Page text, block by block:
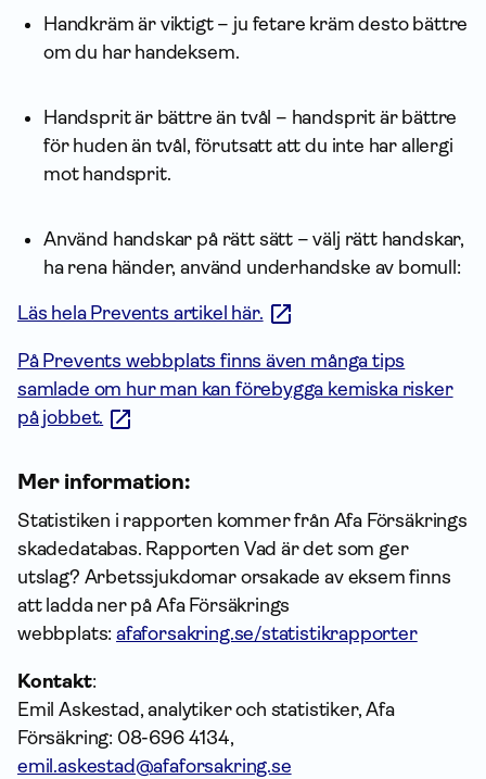
Handkräm är viktigt – ju fetare kräm desto bättre
om du har handeksem.
Handsprit är bättre än tvål – handsprit är bättre
för huden än tvål, förutsatt att du inte har allergi
mot handsprit.
Använd handskar på rätt sätt – välj rätt handskar,
ha rena händer, använd underhandske av bomull:
Läs hela Prevents artikel här.
På Prevents webbplats finns även många tips
samlade om hur man kan förebygga kemiska risker
på jobbet.
Mer information:
Statistiken i rapporten kommer från Afa Försäkrings
skadedatabas. Rapporten Vad är det som ger
utslag? Arbetssjukdomar orsakade av eksem finns
att ladda ner på Afa Försäkrings
webbplats:afaforsakring.se/statistikrapporter
Kontakt:
Emil Askestad, analytiker och statistiker, Afa
Försäkring: 08-696 4134,
emil.askestad@afaforsakring.se